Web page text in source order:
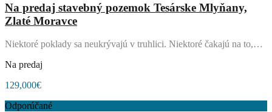
Na predaj stavebný pozemok Tesárske Mlyňany,
Zlaté Moravce
Niektoré poklady sa neukrývajú v truhlici. Niektoré čakajú na to,…
Na predaj
129,000€
Odporúčané